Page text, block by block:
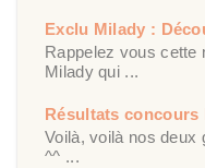
Exclu Milady :
Rappelez vous cette
Milady qui ...
Résultats
Voilà, voilà nos deux
^^ ...